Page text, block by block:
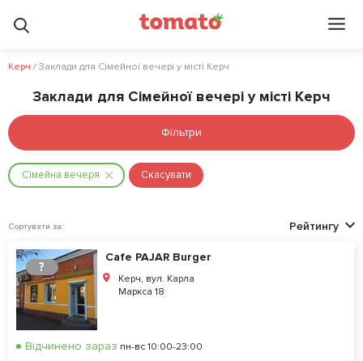
Керч / Заклади для Сімейної вечері у місті Керч
Заклади для Сімейної вечері у місті Керч
Фільтри
Сімейна вечеря Скасувати
Сортувати за: Рейтингу
?
Cafe PAJAR Burger
Керч, вул. Карла
Маркса 18
Відчинено зараз пн-вс 10:00-23:00